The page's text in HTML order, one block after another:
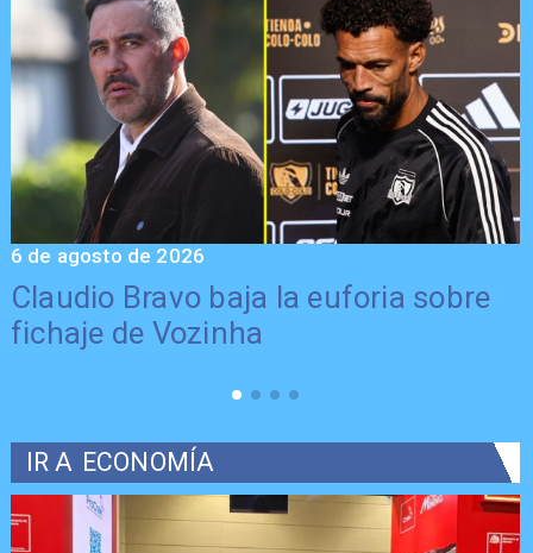
Claudio Bravo baja la euforia sobre
fichaje de Vozinha
6 de agosto de 2026
IR A ECONOMÍA